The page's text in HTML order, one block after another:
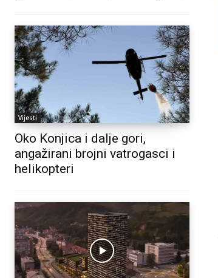
Vijesti
Oko Konjica i dalje gori,
angažirani brojni vatrogasci i
helikopteri